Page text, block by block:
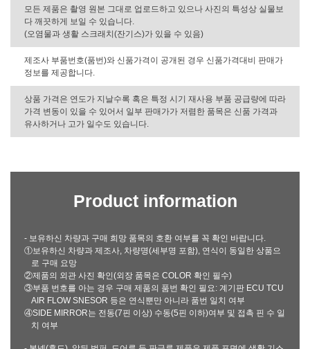
모든 제품은 촬영 원본 그대로 업로드하고 있으나 사진의 특성상 실물보
다 깨끗하게 보일 수 있습니다.
(오염물과 생활 스크래치(잔기스)가 있을 수 있음)
제조사 부품번호(품번)와 신품가격이 공개된 경우 신품가격대비 판매가
정보를 제공합니다.
상품 가격은 연도가 지날수록 혹은 특정 시기 재사용 부품 공급량에 따라
가격 변동이 있을 수 있어서 일부 판매가가 저렴한 품목은 신품 가격과
유사하거나 고가 일수도 있습니다.
Product information
- 보유하신 차량과 구매 희망 품목의 호환 여부를 꼭 확인 바랍니다.
①보유하신 차량과 제조사, 차량명(세부명 포함), 연식이 동일한 상품으
로 구매 요망
②제품의 외관 사진 확인(외장 품목은 COLOR 확인 필수)
③부품 번호를 아는 경우 구매 제품의 품번 확인 필요: 계기판 ECU TCU
AIR FLOW SNESOR 등은 연식뿐만 아니라 품번 일치 여부
④SIDE MIRROR는 전동(7핀 이상) 수동(5핀 이하)여부 및 접촉 핀 수 일
치 여부